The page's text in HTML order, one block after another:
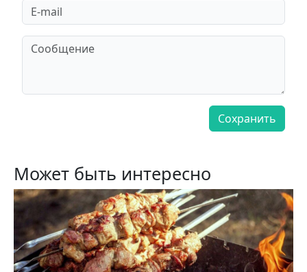
Может быть интересно